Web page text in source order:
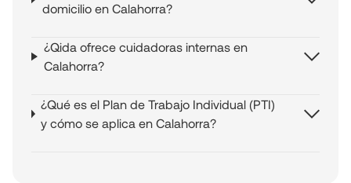
domicilio en Calahorra?
¿Qida ofrece cuidadoras internas en
Calahorra?
¿Qué es el Plan de Trabajo Individual (PTI)
y cómo se aplica en Calahorra?